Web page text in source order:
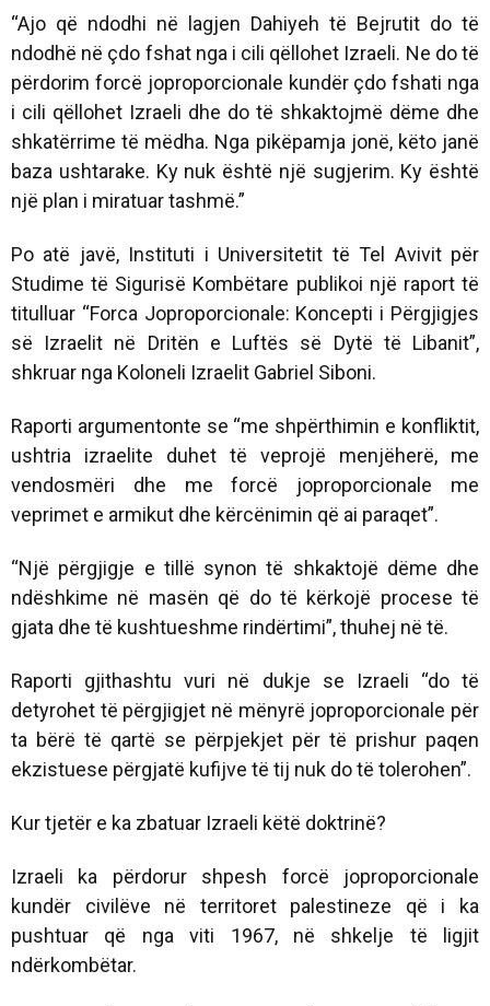
“Ajo që ndodhi në lagjen Dahiyeh të Bejrutit do të
ndodhë në çdo fshat nga i cili qëllohet Izraeli. Ne do të
përdorim forcë joproporcionale kundër çdo fshati nga
i cili qëllohet Izraeli dhe do të shkaktojmë dëme dhe
shkatërrime të mëdha. Nga pikëpamja jonë, këto janë
baza ushtarake. Ky nuk është një sugjerim. Ky është
një plan i miratuar tashmë.”
Po atë javë, Instituti i Universitetit të Tel Avivit për
Studime të Sigurisë Kombëtare publikoi një raport të
titulluar “Forca Joproporcionale: Koncepti i Përgjigjes
së Izraelit në Dritën e Luftës së Dytë të Libanit”,
shkruar nga Koloneli Izraelit Gabriel Siboni.
Raporti argumentonte se “me shpërthimin e konfliktit,
ushtria izraelite duhet të veprojë menjëherë, me
vendosmëri dhe me forcë joproporcionale me
veprimet e armikut dhe kërcënimin që ai paraqet”.
“Një përgjigje e tillë synon të shkaktojë dëme dhe
ndëshkime në masën që do të kërkojë procese të
gjata dhe të kushtueshme rindërtimi”, thuhej në të.
Raporti gjithashtu vuri në dukje se Izraeli “do të
detyrohet të përgjigjet në mënyrë joproporcionale për
ta bërë të qartë se përpjekjet për të prishur paqen
ekzistuese përgjatë kufijve të tij nuk do të tolerohen”.
Kur tjetër e ka zbatuar Izraeli këtë doktrinë?
Izraeli ka përdorur shpesh forcë joproporcionale
kundër civilëve në territoret palestineze që i ka
pushtuar që nga viti 1967, në shkelje të ligjit
ndërkombëtar.